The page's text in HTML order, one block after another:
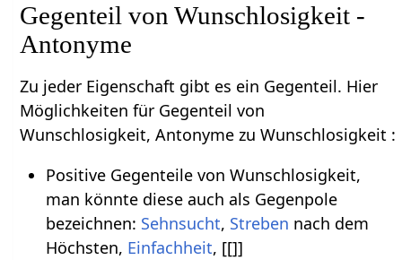
Gegenteil von Wunschlosigkeit -
Antonyme
Zu jeder Eigenschaft gibt es ein Gegenteil. Hier
Möglichkeiten für Gegenteil von
Wunschlosigkeit, Antonyme zu Wunschlosigkeit :
Positive Gegenteile von Wunschlosigkeit,
man könnte diese auch als Gegenpole
bezeichnen: Sehnsucht, Streben nach dem
Höchsten, Einfachheit, [[]]